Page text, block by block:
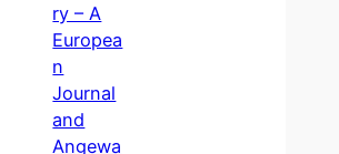
ry – A
Europea
n
Journal
and
Angewa